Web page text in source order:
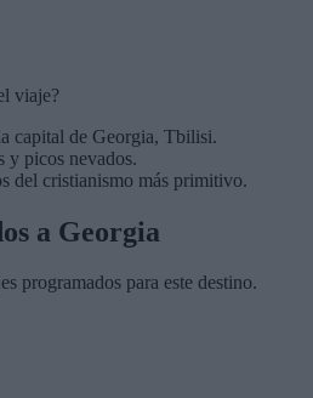
viaje?
capital de Georgia, Tbilisi.
y picos nevados.
del cristianismo más primitivo.
a Georgia
programados para este destino.